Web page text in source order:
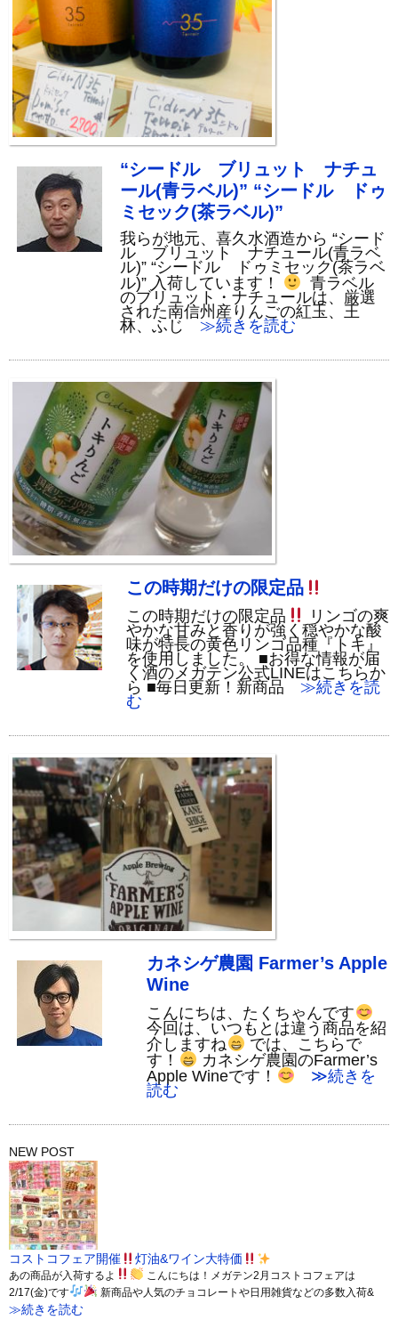
“シードル ブリュット ナチュ
ール(青ラベル)” “シードル ドゥ
ミセック(茶ラベル)”
我らが地元、喜久水酒造から “シード
ル ブリュット ナチュール(青ラベ
ル)” “シードル ドゥミセック(茶ラベ
ル)” 入荷しています！
青ラベル
のブリュット・ナチュールは、厳選
された南信州産りんごの紅玉、王
林、ふじ ≫続きを読む
この時期だけの限定品
この時期だけの限定品
リンゴの爽
やかな甘みと香りが強く穏やかな酸
味が特長の黄色リンゴ品種『トキ』
を使用しました。 ■お得な情報が届
く酒のメガテン公式LINEはこちらか
ら ■毎日更新！新商品 ≫続きを読
む
カネシゲ農園 Farmer’s Apple
Wine
こんにちは、たくちゃんです
今回は、いつもとは違う商品を紹
介しますね
では、こちらで
す！
カネシゲ農園のFarmer’s
Apple Wineです！
≫続きを
読む
NEW POST
コストコフェア開催 灯油&ワイン大特価
あの商品が入荷するよ
こんにちは！メガテン2月コストコフェアは
2/17(金)です
新商品や人気のチョコレートや日用雑貨などの多数入荷&
≫続きを読む